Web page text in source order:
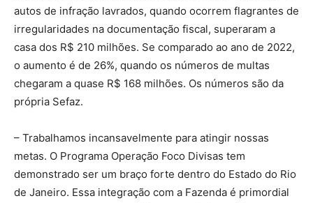
autos de infração lavrados, quando ocorrem flagrantes de
irregularidades na documentação fiscal, superaram a
casa dos R$ 210 milhões. Se comparado ao ano de 2022,
o aumento é de 26%, quando os números de multas
chegaram a quase R$ 168 milhões. Os números são da
própria Sefaz.
– Trabalhamos incansavelmente para atingir nossas
metas. O Programa Operação Foco Divisas tem
demonstrado ser um braço forte dentro do Estado do Rio
de Janeiro. Essa integração com a Fazenda é primordial